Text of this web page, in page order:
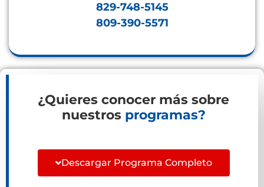
829-748-5145
809-390-5571
¿Quieres conocer más sobre
nuestros programas?
Descargar Programa Completo